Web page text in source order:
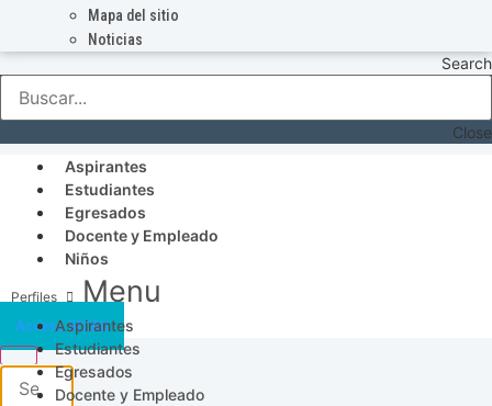
Mapa del sitio
Noticias
Search
Close
Aspirantes
Estudiantes
Egresados
Docente y Empleado
Niños
Menu
Aspirantes
Estudiantes
Egresados
Docente y Empleado
Acceso SICAU